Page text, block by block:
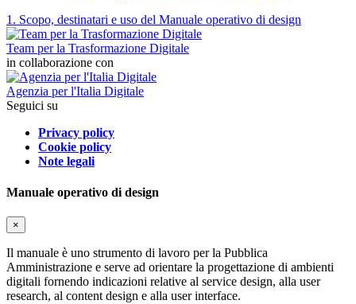
1. Scopo, destinatari e uso del Manuale operativo di design
Team per la Trasformazione Digitale
in collaborazione con
Agenzia per l'Italia Digitale
Seguici su
Privacy policy
Cookie policy
Note legali
Manuale operativo di design
×
Il manuale è uno strumento di lavoro per la Pubblica
Amministrazione e serve ad orientare la progettazione di ambienti
digitali fornendo indicazioni relative al service design, alla user
research, al content design e alla user interface.